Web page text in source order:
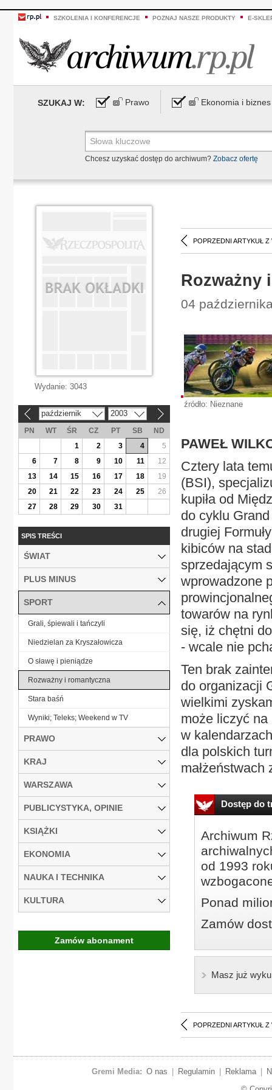
SZKOLENIA I KONFERENCJE POZNAJ NASZE PRODUKTY E-
SZUKAJ W: Prawo Ekonomia i biznes
Chcesz uzyskać dostęp do archiwum? Zobacz ofertę
POPRZEDNI ARTYKUŁ Z
Rozważny
04
źródło: Nieznane
PAWEŁ
Cztery lata
(BSI),
kupiła od
do cyklu
drugiej
kibiców na
sprzedającym
wprowadzone
towarów na
się, iż chętni
- wcale nie
Ten brak
do organizacji
wielkimi
może liczyć
w
dla polskich
małżeństwach
Dostęp do
Archiwum
od 1993
Ponad
Zamów
Masz już
POPRZEDNI ARTYKUŁ Z
Wydanie: 3043
październik 2003
PN WT ŚR CZ PT SB
ND
1
2 3 4
5
6
7 8 9 10 11
12
13
14 15 16 17 18
19
20
21 22 23 24 25
26
27
28 29 30 31
SPIS TREŚCI
ŚWIAT
PLUS MINUS
SPORT
Grali, śpiewali i tańczyli
Niedzielan za Kryszałowicza
O sławę i pieniądze
Rozważny i romantyczna
Stara baśń
Wyniki; Teleks; Weekend w TV
PRAWO
KRAJ
WARSZAWA
PUBLICYSTYKA, OPINIE
KSIĄŻKI
EKONOMIA
NAUKA I TECHNIKA
KULTURA
Zamów abonament
Gremi Media: O nas Regulamin Reklama